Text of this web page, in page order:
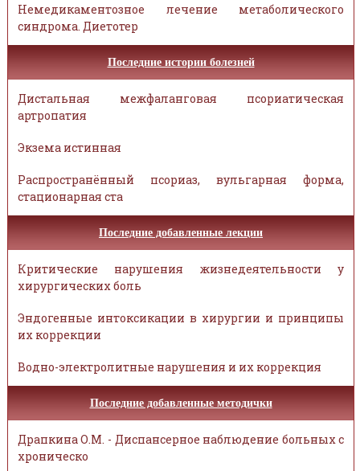
Немедикаментозное лечение метаболического
синдрома. Диетотер
Последние истории болезней
Дистальная межфаланговая псориатическая
артропатия
Экзема истинная
Распространённый псориаз, вульгарная форма,
стационарная ста
Последние добавленные лекции
Критические нарушения жизнедеятельности у
хирургических боль
Эндогенные интоксикации в хирургии и принципы
их коррекции
Водно-электролитные нарушения и их коррекция
Последние добавленные методички
Драпкина О.М. - Диспансерное наблюдение больных с
хроническо